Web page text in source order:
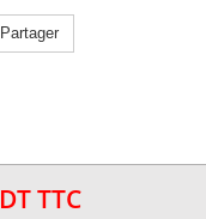
Partager
DT TTC